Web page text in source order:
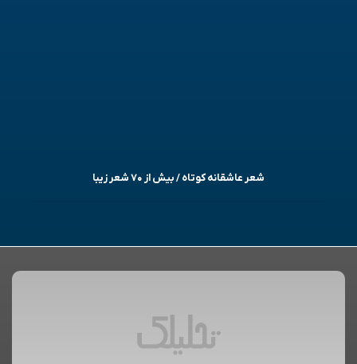
شعر عاشقانه کوتاه / بیش از ۷۰ شعر زیبا